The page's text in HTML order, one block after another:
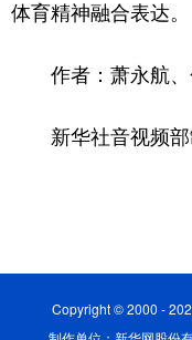
公益 一带
文化产业
体育精神融合表达。
作者：萧永航、
新华社音视频部
Copyright © 2000 -